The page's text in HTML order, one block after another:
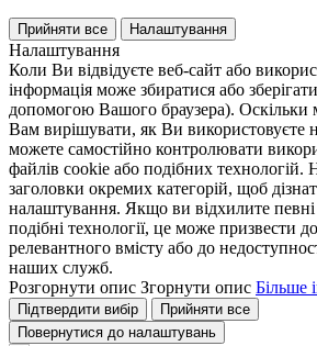
Прийняти все Налаштування
Налаштування
Коли Ви відвідуєте веб-сайт або
інформація може збиратися або
допомогою Вашого браузера).
Вам вирішувати, як Ви використовуєте
можете самостійно контролювати
файлів cookie або подібних технологій.
заголовки окремих категорій, щоб
налаштування. Якщо ви відхилите
подібні технології, це може призвести
релевантного вмісту або до
наших служб.
Розгорнути опис Згорнути опис Більше
Підтвердити вибір
Прийняти все
Повернутися до налаштувань